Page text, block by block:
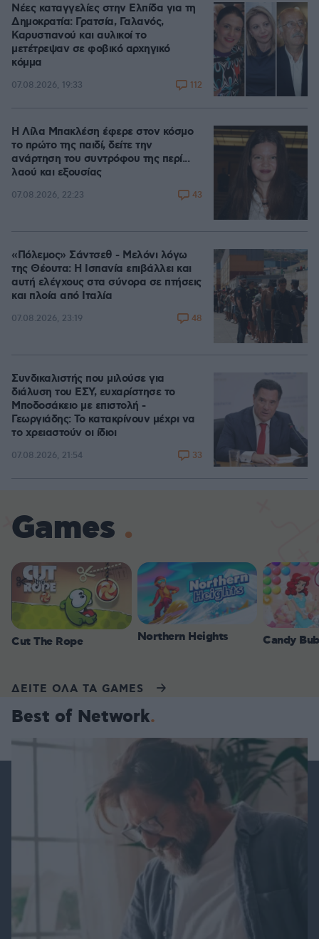
Νέες καταγγελίες στην Ελπίδα για τη
Δημοκρατία: Γρατσία, Γαλανός,
Καρυστιανού και αυλικοί το
μετέτρεψαν σε φοβικό αρχηγικό
κόμμα
07.08.2026, 19:33 112
Η Λίλα Μπακλέση έφερε στον κόσμο
το πρώτο της παιδί, δείτε την
ανάρτηση του συντρόφου της περί...
λαού και εξουσίας
07.08.2026, 22:23 43
«Πόλεμος» Σάντσεθ - Μελόνι λόγω
της Θέουτα: Η Ισπανία επιβάλλει και
αυτή ελέγχους στα σύνορα σε πτήσεις
και πλοία από Ιταλία
07.08.2026, 23:19 48
Συνδικαλιστής που μιλούσε για
διάλυση του ΕΣΥ, ευχαρίστησε το
Μποδοσάκειο με επιστολή -
Γεωργιάδης: Το κατακρίνουν μέχρι να
το χρειαστούν οι ίδιοι
07.08.2026, 21:54 33
Games
Cut The Rope Northern Heights Candy
ΔΕΙΤΕ ΟΛΑ ΤΑ GAMES
Best of Network